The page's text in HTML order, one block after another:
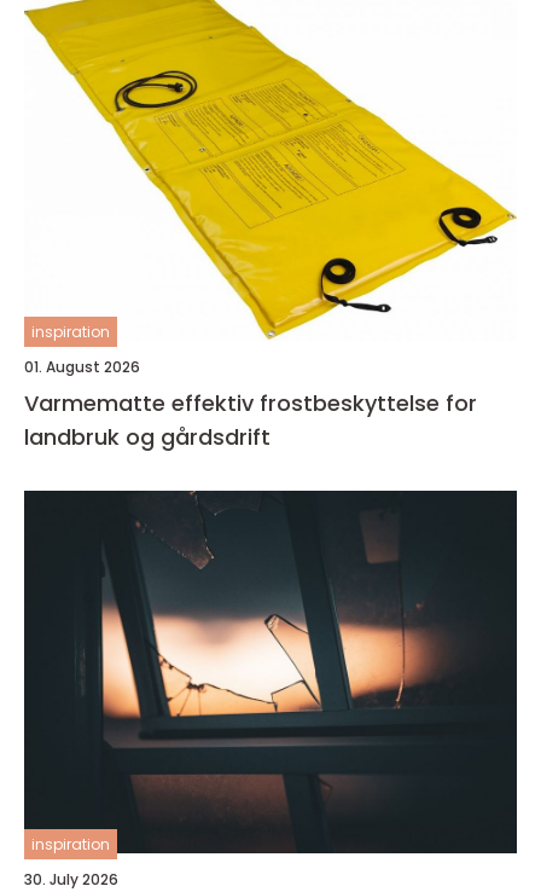
inspiration
01. August 2026
Varmematte effektiv frostbeskyttelse for
landbruk og gårdsdrift
inspiration
30. July 2026